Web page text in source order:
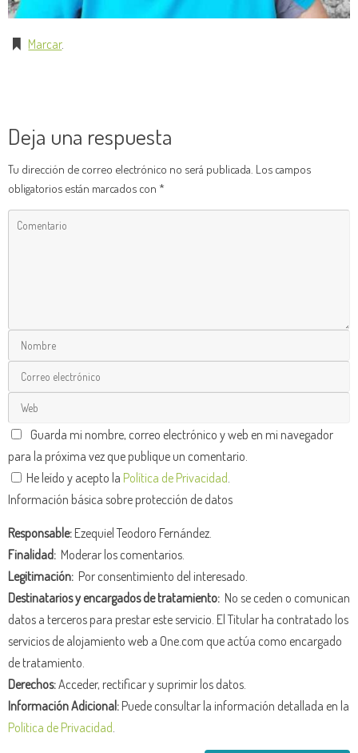
Marcar.
Deja una respuesta
Tu dirección de correo electrónico no será publicada. Los campos
obligatorios están marcados con *
Guarda mi nombre, correo electrónico y web en mi navegador
para la próxima vez que publique un comentario.
He leído y acepto la Política de Privacidad
Información básica sobre protección de datos
Responsable:Ezequiel Teodoro Fernández.
Finalidad: Moderar los comentarios.
Legitimación: Por consentimiento del interesado.
Destinatarios y encargados de tratamiento: No se ceden o comunican
datos a terceros para prestar este servicio. El Titular ha contratado los
servicios de alojamiento web a One.com que actúa como encargado
de tratamiento.
Derechos:Acceder, rectificar y suprimir los datos.
Información Adicional:Puede consultar la información detallada en la
Política de Privacidad